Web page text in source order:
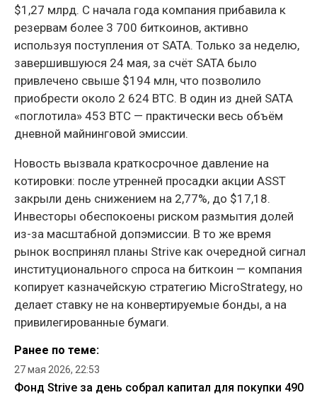
$1,27 млрд. С начала года компания прибавила к
резервам более 3 700 биткоинов, активно
используя поступления от SATA. Только за неделю,
завершившуюся 24 мая, за счёт SATA было
привлечено свыше $194 млн, что позволило
приобрести около 2 624 BTC. В один из дней SATA
«поглотила» 453 BTC — практически весь объём
дневной майнинговой эмиссии.
Новость вызвала краткосрочное давление на
котировки: после утренней просадки акции ASST
закрыли день снижением на 2,77%, до $17,18.
Инвесторы обеспокоены риском размытия долей
из-за масштабной допэмиссии. В то же время
рынок воспринял планы Strive как очередной сигнал
институционального спроса на биткоин — компания
копирует казначейскую стратегию MicroStrategy, но
делает ставку не на конвертируемые бонды, а на
привилегированные бумаги.
Ранее по теме:
27 мая 2026, 22:53
Фонд Strive за день собрал капитал для покупки 490